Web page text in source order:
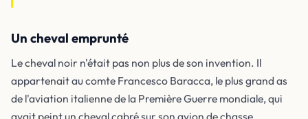
Un cheval emprunté
Le cheval noir n'était pas non plus de son invention. Il
appartenait au comte Francesco Baracca, le plus grand as
de l'aviation italienne de la Première Guerre mondiale, qui